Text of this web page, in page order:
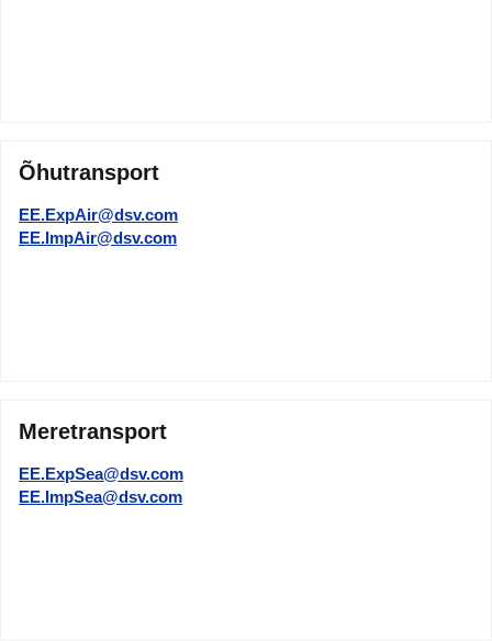
Õhutransport
EE.ExpAir@dsv.com
EE.ImpAir@dsv.com
Meretransport
EE.ExpSea@dsv.com
EE.ImpSea@dsv.com